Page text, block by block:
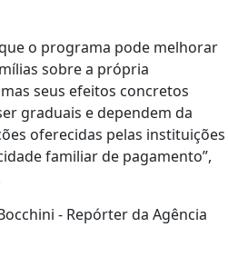
o programa pode melhorar
sobre a própria
seus efeitos concretos
graduais e dependem da
oferecidas pelas instituições
familiar de pagamento”,
- Repórter da Agência